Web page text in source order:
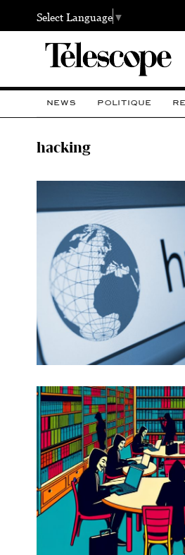
Select Language▼
NEWS POLITIQUE
hacking